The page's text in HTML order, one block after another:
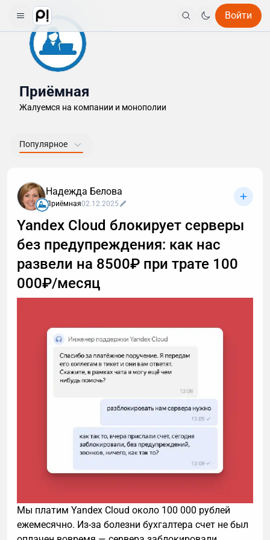
Войти
Приёмная
Жалуемся на компании и монополии
Популярное
Надежда Белова
Приёмная02.12.2025
Yandex Cloud блокирует серверы
без предупреждения: как нас
развели на 8500₽ при трате 100
000₽/месяц
Мы платим Yandex Cloud около 100 000 рублей
ежемесячно. Из-за болезни бухгалтера счет не был